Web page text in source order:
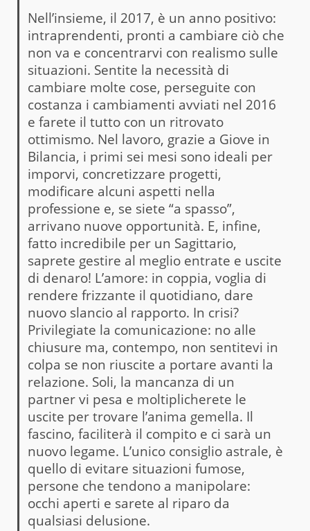
Nell’insieme, il 2017, è un anno positivo:
intraprendenti, pronti a cambiare ciò che
non va e concentrarvi con realismo sulle
situazioni. Sentite la necessità di
cambiare molte cose, perseguite con
costanza i cambiamenti avviati nel 2016
e farete il tutto con un ritrovato
ottimismo. Nel lavoro, grazie a Giove in
Bilancia, i primi sei mesi sono ideali per
imporvi, concretizzare progetti,
modificare alcuni aspetti nella
professione e, se siete “a spasso”,
arrivano nuove opportunità. E, infine,
fatto incredibile per un Sagittario,
saprete gestire al meglio entrate e uscite
di denaro! L’amore: in coppia, voglia di
rendere frizzante il quotidiano, dare
nuovo slancio al rapporto. In crisi?
Privilegiate la comunicazione: no alle
chiusure ma, contempo, non sentitevi in
colpa se non riuscite a portare avanti la
relazione. Soli, la mancanza di un
partner vi pesa e moltiplicherete le
uscite per trovare l’anima gemella. Il
fascino, faciliterà il compito e ci sarà un
nuovo legame. L’unico consiglio astrale, è
quello di evitare situazioni fumose,
persone che tendono a manipolare:
occhi aperti e sarete al riparo da
qualsiasi delusione.